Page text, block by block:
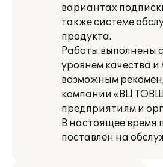
вариантах
также системе
продукта.
Работы выполнены
уровнем качества
возможным
компании «ВЦ
предприятиям и
В настоящее время
поставлен на